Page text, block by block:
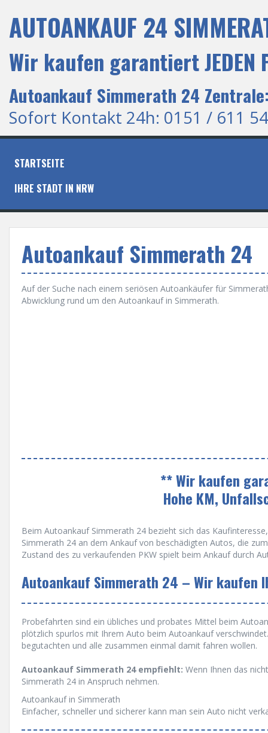
n
AUTOANKAUF 24
Wir kaufen garantiert JEDEN
Autoankauf Simmerath 24
Sofort Kontakt 24h: 0151 / 611
STARTSEITE
IHRE STADT IN NRW
Autoankauf Simmerath 24
Auf der Suche nach einem seriösen Autoankäufer für
Abwicklung rund um den Autoankauf in Simmerath.
** Wir kaufen
Hohe KM,
Beim Autoankauf Simmerath 24 bezieht sich das
Simmerath 24 an dem Ankauf von beschädigten Autos, die
Zustand des zu verkaufenden PKW spielt beim Ankauf durch
Autoankauf Simmerath 24 – Wir kaufen
Probefahrten sind ein übliches und probates Mittel beim
plötzlich spurlos mit Ihrem Auto beim Autoankauf
begutachten und alle zusammen einmal damit fahren wollen.
Autoankauf Simmerath 24 empfiehlt: Wenn Ihnen das
Simmerath 24 in Anspruch nehmen.
Autoankauf in Simmerath
Einfacher, schneller und sicherer kann man sein Auto nicht